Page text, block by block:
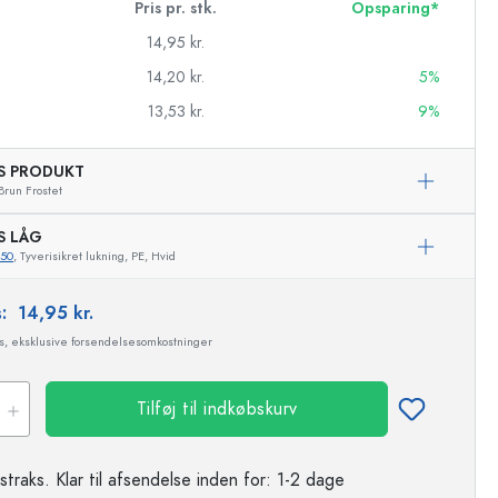
Pris pr. stk.
Opsparing*
14,95 kr.
14,20 kr.
5%
13,53 kr. 9%
PRODUKT
Brun Frostet
LÅG
, Tyverisikret lukning, PE, Hvid
14,95 kr.
eksklusive forsendelsesomkostninger
Tilføj til indkøbskurv
Klar til afsendelse inden for: 1-2 dage